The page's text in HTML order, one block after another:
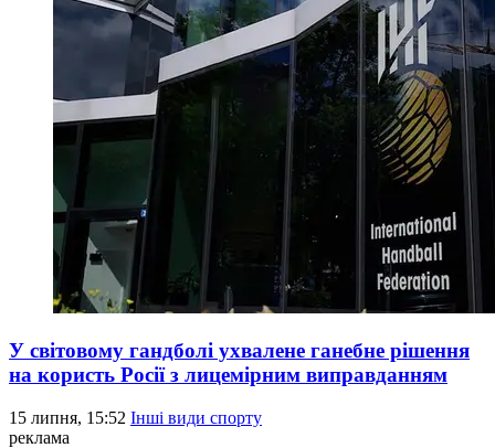
У світовому гандболі ухвалене ганебне рішення
на користь Росії з лицемірним виправданням
15 липня, 15:52 Інші види спорту
реклама